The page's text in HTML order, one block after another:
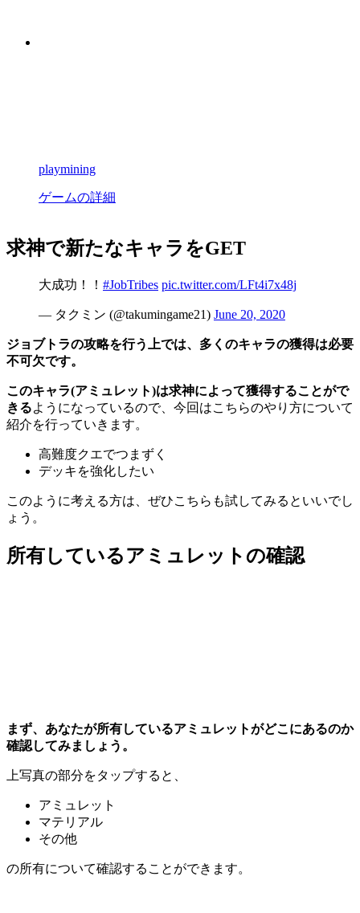
playmining
ゲームの詳細
求神で新たなキャラをGET
大成功！！ #JobTribes pic.twitter.com/LFt4i7x48j
— タクミン (@takumingame21) June 20, 2020
ジョブトラの攻略を行う上では、多くのキャラの獲得は必要
不可欠です。
このキャラ(アミュレット)は求神によって獲得することがで
きるようになっているので、今回はこちらのやり方について
紹介を行っていきます。
高難度クエでつまずく
デッキを強化したい
このように考える方は、ぜひこちらも試してみるといいでし
ょう。
所有しているアミュレットの確認
まず、あなたが所有しているアミュレットがどこにあるのか
確認してみましょう。
上写真の部分をタップすると、
アミュレット
マテリアル
その他
の所有について確認することができます。